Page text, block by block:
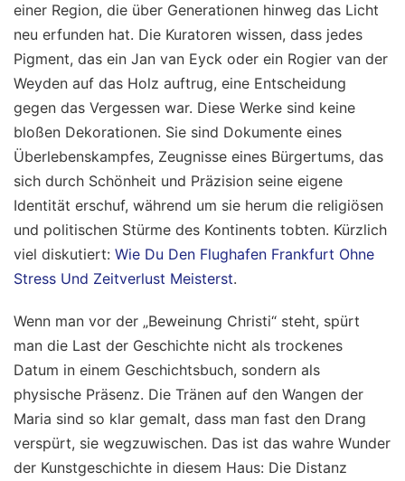
einer Region, die über Generationen hinweg das Licht
neu erfunden hat. Die Kuratoren wissen, dass jedes
Pigment, das ein Jan van Eyck oder ein Rogier van der
Weyden auf das Holz auftrug, eine Entscheidung
gegen das Vergessen war. Diese Werke sind keine
bloßen Dekorationen. Sie sind Dokumente eines
Überlebenskampfes, Zeugnisse eines Bürgertums, das
sich durch Schönheit und Präzision seine eigene
Identität erschuf, während um sie herum die religiösen
und politischen Stürme des Kontinents tobten. Kürzlich
viel diskutiert: Wie Du Den Flughafen Frankfurt Ohne
Stress Und Zeitverlust Meisterst.
Wenn man vor der „Beweinung Christi“ steht, spürt
man die Last der Geschichte nicht als trockenes
Datum in einem Geschichtsbuch, sondern als
physische Präsenz. Die Tränen auf den Wangen der
Maria sind so klar gemalt, dass man fast den Drang
verspürt, sie wegzuwischen. Das ist das wahre Wunder
der Kunstgeschichte in diesem Haus: Die Distanz